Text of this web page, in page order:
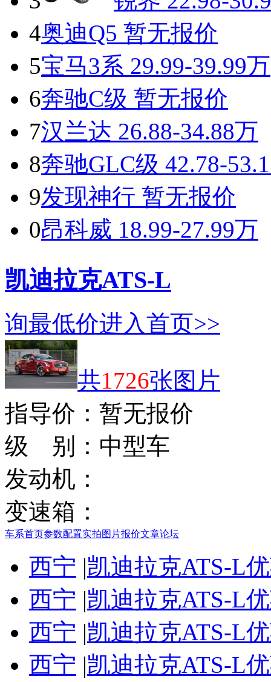
4奥迪Q5 暂无报价
5宝马3系 29.99-39.99万
6奔驰C级 暂无报价
7汉兰达 26.88-34.88万
8奔驰GLC级 42.78-
9发现神行 暂无报价
0昂科威 18.99-27.99万
凯迪拉克ATS-L
询最低价进入首页>>
共1726张图片
指导价： 暂无报价
级 别： 中型车
发动机：
变速箱：
车系首页参数配置实拍图片报价文章论坛
西宁 |凯迪拉克ATS-L
西宁 |凯迪拉克ATS-L
西宁 |凯迪拉克ATS-L
西宁 |凯迪拉克ATS-L